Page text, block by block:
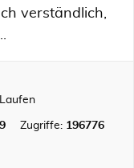
verständlich,
Zugriffe: 196776